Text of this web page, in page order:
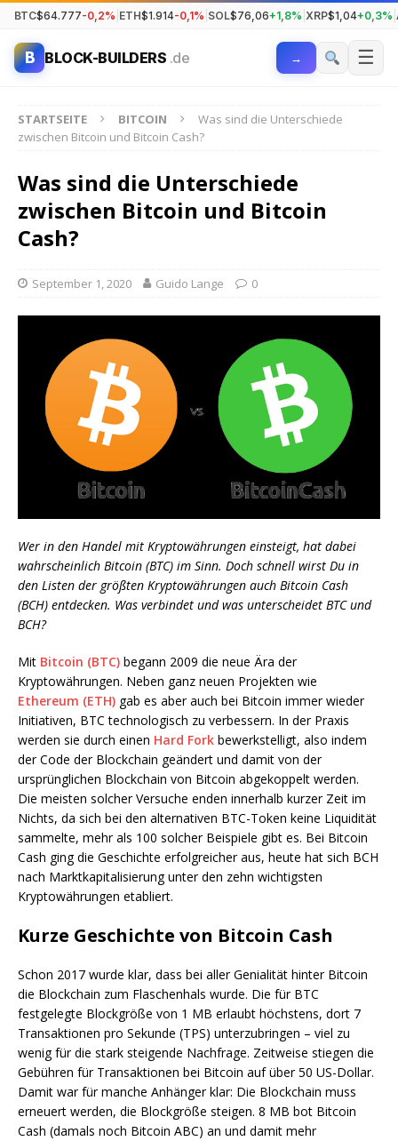
BTC$64.777-0,2% ETH$1.914-0,1% SOL$76,06+1,8% XRP$1,04+0,3%
B BLOCK-BUILDERS .de → ☰
STARTSEITE BITCOIN
Was sind die Unterschiede
zwischen Bitcoin und Bitcoin Cash?
Was sind die Unterschiede
zwischen Bitcoin und Bitcoin
Cash?
September 1, 2020 Guido Lange 0
Wer in den Handel mit Kryptowährungen einsteigt, hat dabei
wahrscheinlich Bitcoin (BTC) im Sinn. Doch schnell wirst Du in
den Listen der größten Kryptowährungen auch Bitcoin Cash
(BCH) entdecken. Was verbindet und was unterscheidet BTC und
BCH?
Mit Bitcoin (BTC) begann 2009 die neue Ära der
Kryptowährungen. Neben ganz neuen Projekten wie
Ethereum (ETH) gab es aber auch bei Bitcoin immer wieder
Initiativen, BTC technologisch zu verbessern. In der Praxis
werden sie durch einen Hard Fork bewerkstelligt, also indem
der Code der Blockchain geändert und damit von der
ursprünglichen Blockchain von Bitcoin abgekoppelt werden.
Die meisten solcher Versuche enden innerhalb kurzer Zeit im
Nichts, da sich bei den alternativen BTC-Token keine Liquidität
sammelte, mehr als 100 solcher Beispiele gibt es. Bei Bitcoin
Cash ging die Geschichte erfolgreicher aus, heute hat sich BCH
nach Marktkapitalisierung unter den zehn wichtigsten
Kryptowährungen etabliert.
Kurze Geschichte von Bitcoin Cash
Schon 2017 wurde klar, dass bei aller Genialität hinter Bitcoin
die Blockchain zum Flaschenhals wurde. Die für BTC
festgelegte Blockgröße von 1 MB erlaubt höchstens, dort 7
Transaktionen pro Sekunde (TPS) unterzubringen – viel zu
wenig für die stark steigende Nachfrage. Zeitweise stiegen die
Gebühren für Transaktionen bei Bitcoin auf über 50 US-Dollar.
Damit war für manche Anhänger klar: Die Blockchain muss
erneuert werden, die Blockgröße steigen. 8 MB bot Bitcoin
Cash (damals noch Bitcoin ABC) an und damit mehr